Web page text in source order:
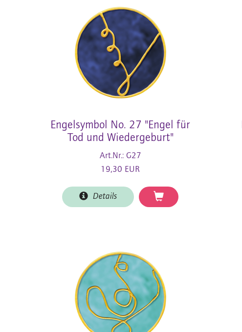
Engelsymbol No. 27 "Engel für
Tod und Wiedergeburt"
Art.Nr.: G27
19,30 EUR
Details